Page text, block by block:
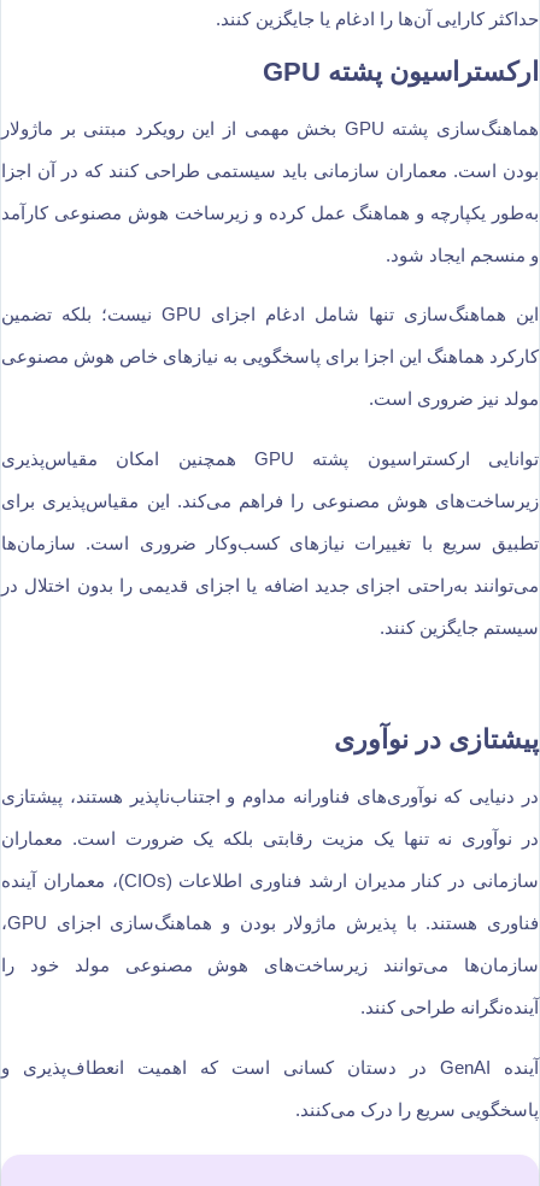
حداکثر کارایی آن‌ها را ادغام یا جایگزین کنند.
ارکستراسیون پشته GPU
هماهنگ‌سازی پشته GPU بخش مهمی از این رویکرد مبتنی بر ماژولار
بودن است. معماران سازمانی باید سیستمی طراحی کنند که در آن اجزا
به‌طور یکپارچه و هماهنگ عمل کرده و زیرساخت هوش مصنوعی کارآمد
و منسجم ایجاد شود.
این هماهنگ‌سازی تنها شامل ادغام اجزای GPU نیست؛ بلکه تضمین
کارکرد هماهنگ این اجزا برای پاسخگویی به نیازهای خاص هوش مصنوعی
مولد نیز ضروری است.
توانایی ارکستراسیون پشته GPU همچنین امکان مقیاس‌پذیری
زیرساخت‌های هوش مصنوعی را فراهم می‌کند. این مقیاس‌پذیری برای
تطبیق سریع با تغییرات نیازهای کسب‌وکار ضروری است. سازمان‌ها
می‌توانند به‌راحتی اجزای جدید اضافه یا اجزای قدیمی را بدون اختلال در
سیستم جایگزین کنند.
پیشتازی در نوآوری
در دنیایی که نوآوری‌های فناورانه مداوم و اجتناب‌ناپذیر هستند، پیشتازی
در نوآوری نه تنها یک مزیت رقابتی بلکه یک ضرورت است. معماران
سازمانی در کنار مدیران ارشد فناوری اطلاعات (CIOs)، معماران آینده
فناوری هستند. با پذیرش ماژولار بودن و هماهنگ‌سازی اجزای GPU،
سازمان‌ها می‌توانند زیرساخت‌های هوش مصنوعی مولد خود را
آینده‌نگرانه طراحی کنند.
آینده GenAI در دستان کسانی است که اهمیت انعطاف‌پذیری و
پاسخگویی سریع را درک می‌کنند.